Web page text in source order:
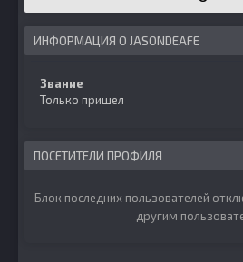
ИНФОРМАЦИЯ О JASONDEAFE
Звание
Только пришел
ПОСЕТИТЕЛИ ПРОФИЛЯ
Блок последних пользователей
другим